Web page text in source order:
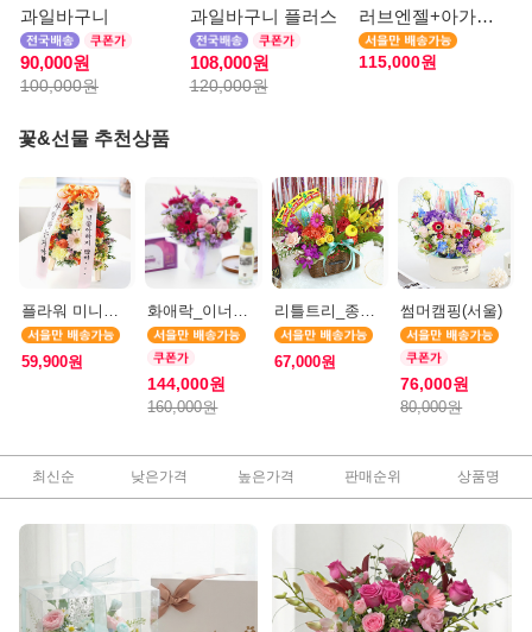
과일바구니
90,000원
100,000원
과일바구니 플러스
108,000원
120,000원
러브엔젤+아가방딸랑이(서울)
115,000원
꽃&선물 추천상품
플라워 미니화환 A(서울)
59,900원
화애락_이너제틱SET(정관장_서울)
144,000원
160,000원
리틀트리_종이방향제(서울)
67,000원
썸머캠핑(서울)
76,000원
80,000원
최신순 낮은가격 높은가격 판매순위 상품명